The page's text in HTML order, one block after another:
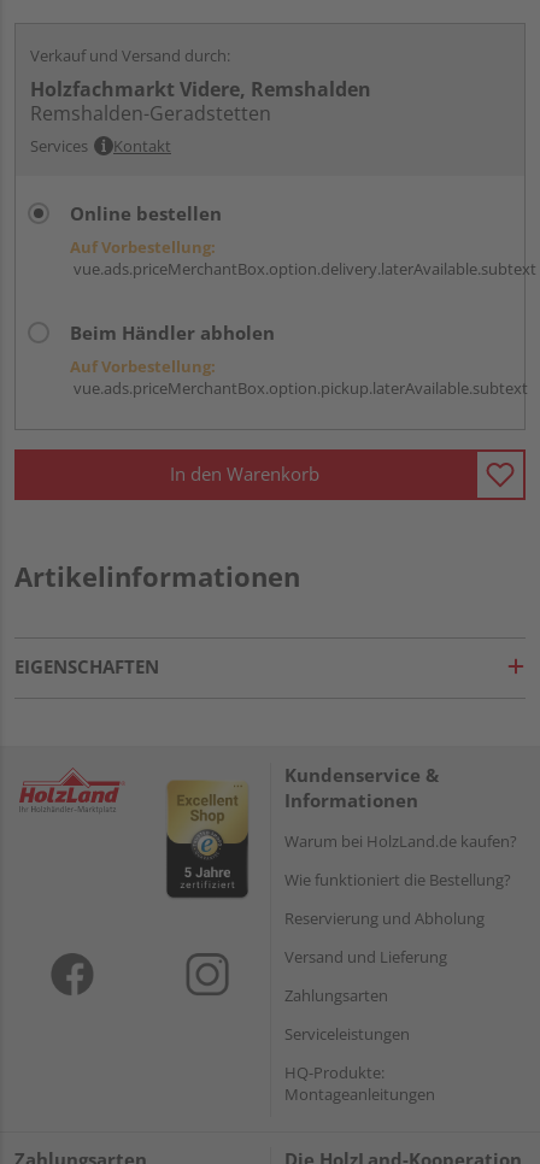
Verkauf und Versand durch:
Holzfachmarkt Videre, Remshalden
Remshalden-Geradstetten
Services Kontakt
Online bestellen
Auf Vorbestellung:
vue.ads.priceMerchantBox.option.delivery.laterAvailable.subtext
Beim Händler abholen
Auf Vorbestellung:
vue.ads.priceMerchantBox.option.pickup.laterAvailable.subtext
In den Warenkorb
Artikelinformationen
EIGENSCHAFTEN
Kundenservice &
Informationen
Warum bei HolzLand.de kaufen?
Wie funktioniert die Bestellung?
Reservierung und Abholung
Versand und Lieferung
Zahlungsarten
Serviceleistungen
HQ-Produkte:
Montageanleitungen